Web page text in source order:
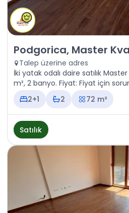
Satılık - Daire Podgorica,
Podgorica, Master
Talep üzerine adres
İki yatak odalı daire satılık
m², 2 banyo. Fiyat: Fiyat için
2+1
2 72 m²
Satılık